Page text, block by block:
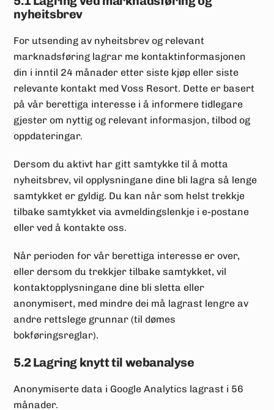
nyheitsbrev
For utsending av nyheitsbrev og relevant
marknadsføring lagrar me kontaktinformasjonen
din i inntil 24 månader etter siste kjøp eller siste
relevante kontakt med Voss Resort. Dette er basert
på vår berettiga interesse i å informere tidlegare
gjester om nyttig og relevant informasjon, tilbod og
oppdateringar.
Dersom du aktivt har gitt samtykke til å motta
nyheitsbrev, vil opplysningane dine bli lagra så lenge
samtykket er gyldig. Du kan når som helst trekkje
tilbake samtykket via avmeldingslenkje i e-postane
eller ved å kontakte oss.
Når perioden for vår berettiga interesse er over,
eller dersom du trekkjer tilbake samtykket, vil
kontaktopplysningane dine bli sletta eller
anonymisert, med mindre dei må lagrast lengre av
andre rettslege grunnar (til dømes
bokføringsreglar).
5.2 Lagring knytt til webanalyse
Anonymiserte data i Google Analytics lagrast i 56
månader.